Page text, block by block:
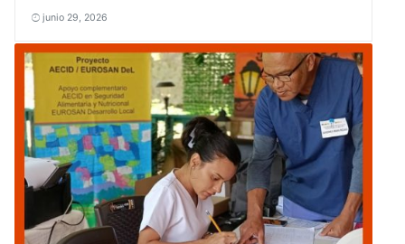
junio 29, 2026